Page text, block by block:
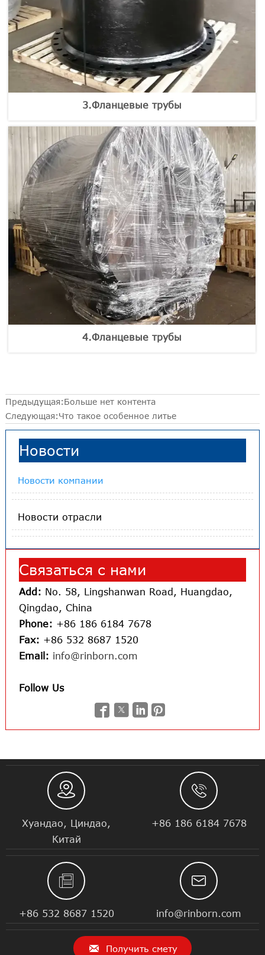
3.Фланцевые трубы
4.Фланцевые трубы
Предыдущая:Больше нет контента
Следующая:Что такое особенное литье
Новости
Новости компании
Новости отрасли
Связаться с нами
Add: No. 58, Lingshanwan Road, Huangdao,
Qingdao, China
Phone: +86 186 6184 7678
Fax: +86 532 8687 1520
Email: info@rinborn.com
Follow Us
   

Хуандао, Циндао,
Китай

+86 186 6184 7678

+86 532 8687 1520

info@rinborn.com
 Получить смету